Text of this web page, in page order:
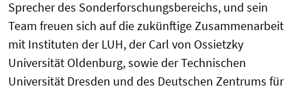
Sprecher des Sonderforschungsbereichs, und sein
Team freuen sich auf die zukünftige Zusammenarbeit
mit Instituten der LUH, der Carl von Ossietzky
Universität Oldenburg, sowie der Technischen
Universität Dresden und des Deutschen Zentrums für